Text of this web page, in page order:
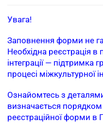
Увага!
Заповнення форми не
Необхідна реєстрація в
інтеграції — підтримка
процесі міжкультурної
Ознайомтесь з
визначається
реєстраційної форми в